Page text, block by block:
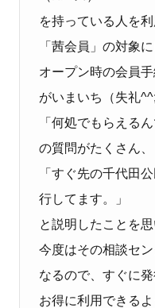
を持っている人を
「茜会員」の対象
オープン時の会員
がいまいち（失礼^^;
「何処でもらえるん
の質問がたくさん、
「すぐ先の千代田
行してます。」
と説明したことを思
今度はその相談セ
なるので、すぐに発
お得に利用できる